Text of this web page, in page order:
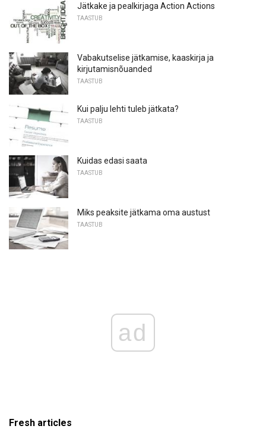
Jätkake ja pealkirjaga Action Actions
TAASTUB
Vabakutselise jätkamise, kaaskirja ja
kirjutamisnõuanded
TAASTUB
Kui palju lehti tuleb jätkata?
TAASTUB
Kuidas edasi saata
TAASTUB
Miks peaksite jätkama oma austust
TAASTUB
ad
Fresh articles